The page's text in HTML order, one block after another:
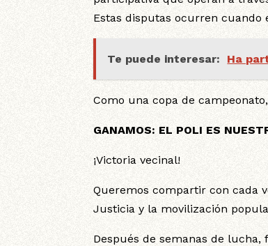
Estas disputas ocurren cuando
Te puede interesar: Ha
Como una copa de
GANAMOS: EL POLI ES
¡Victoria vecinal!
Queremos compartir con cada
Justicia y la movilización
Después de semanas de